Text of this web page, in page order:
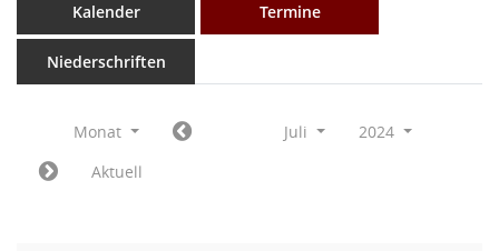
Kalender Termine
Niederschriften
Monat Juli
2024
Aktuell